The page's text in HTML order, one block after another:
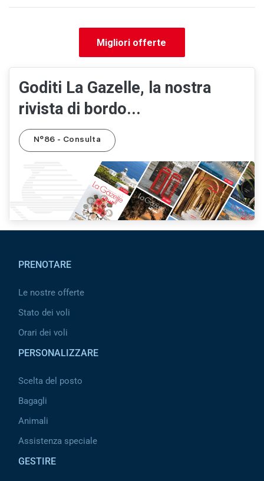
Migliori offerte
Goditi La Gazelle, la nostra
rivista di bordo...
N°86 - Consulta
PRENOTARE
Le nostre offerte
Stato dei voli
Orari dei voli
PERSONALIZZARE
Scelta del posto
Bagagli
Animali
Assistenza speciale
GESTIRE